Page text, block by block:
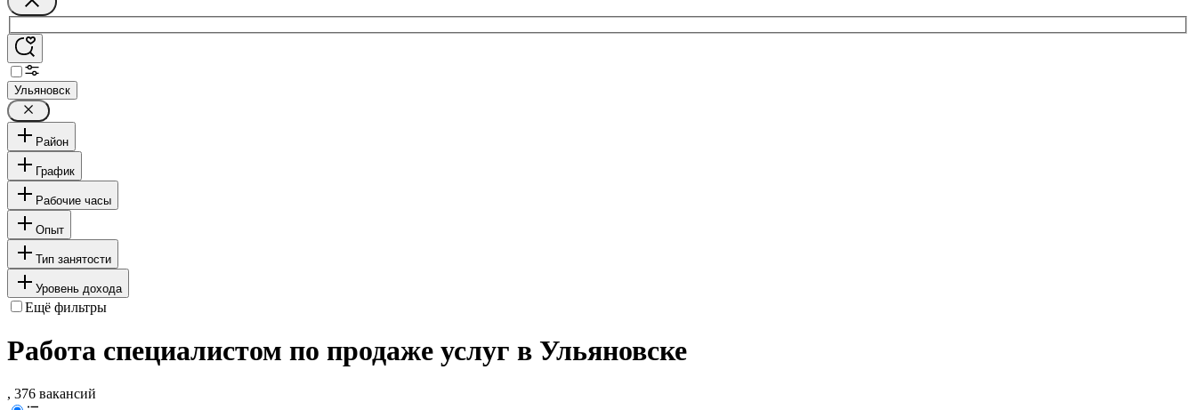
Ульяновск
Район
График
Рабочие часы
Опыт
Тип занятости
Уровень дохода
Ещё фильтры
Работа специалистом по продаже услуг в Ульяновске
, 376 вакансий